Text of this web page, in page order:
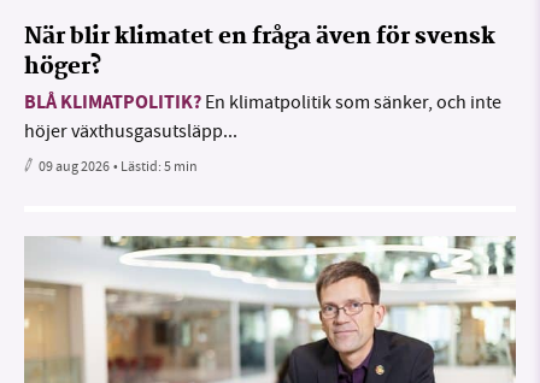
När blir klimatet en fråga även för svensk
höger?
BLÅ KLIMATPOLITIK? En klimatpolitik som sänker, och inte
höjer växthusgasutsläpp...
09 aug 2026• Lästid:5 min